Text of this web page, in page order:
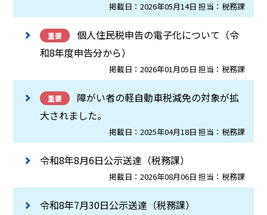
掲載日：2026年05月14日 担当：税務課
重要
個人住民税申告の電子化について（令
和8年度申告分から）
掲載日：2026年01月05日 担当：税務課
重要
障がい者の軽自動車税減免の対象が拡
大されました。
掲載日：2025年04月18日 担当：税務課
令和8年8月6日公示送達（税務課）
掲載日：2026年08月06日 担当：税務課
令和8年7月30日公示送達（税務課）